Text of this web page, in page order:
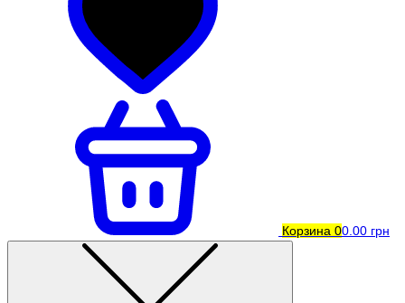
Корзина 00.00 грн